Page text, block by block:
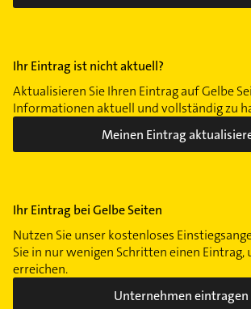
Ihr Eintrag ist nicht aktuell?
Aktualisieren Sie Ihren Eintrag auf Gelbe
Informationen aktuell und vollständig zu
Meinen Eintrag
Ihr Eintrag bei Gelbe Seiten
Nutzen Sie unser kostenloses
Sie in nur wenigen Schritten einen Eintrag,
erreichen.
Unternehmen eintragen